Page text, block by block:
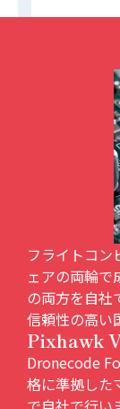
フライトコン
ェアの両輪で
の両方を自社
信頼性の高い
Pixhawk
Dronecode
格に準拠した